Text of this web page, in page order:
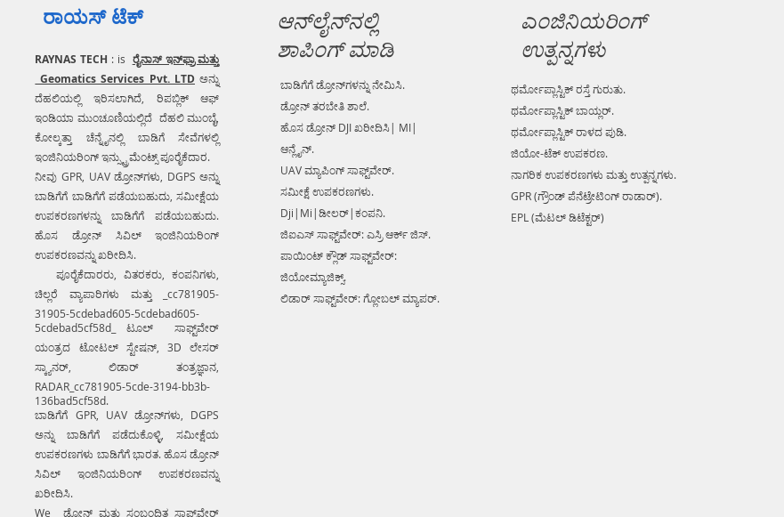
ರಾಯಸ್ ಟೆಕ್
RAYNAS TECH : is ರೈನಾಸ್ ಇನ್‌ಫ್ರಾ ಮತ್ತು
Geomatics Services Pvt. LTD ಅನ್ನು
ದೆಹಲಿಯಲ್ಲಿ ಇರಿಸಲಾಗಿದೆ, ರಿಪಬ್ಲಿಕ್ ಆಫ್
ಇಂಡಿಯಾ ಮುಂಚೂಣಿಯಲ್ಲಿದೆ ದೆಹಲಿ ಮುಂಬೈ,
ಕೋಲ್ಕತ್ತಾ ಚೆನ್ನೈನಲ್ಲಿ ಬಾಡಿಗೆ ಸೇವೆಗಳಲ್ಲಿ
ಇಂಜಿನಿಯರಿಂಗ್ ಇನ್ಸ್ಟ್ರುಮೆಂಟ್ಸ್ ಪೂರೈಕೆದಾರ.
ನೀವು GPR, UAV ಡ್ರೋನ್‌ಗಳು, DGPS ಅನ್ನು
ಬಾಡಿಗೆಗೆ ಬಾಡಿಗೆಗೆ ಪಡೆಯಬಹುದು, ಸಮೀಕ್ಷೆಯ
ಉಪಕರಣಗಳನ್ನು ಬಾಡಿಗೆಗೆ ಪಡೆಯಬಹುದು.
ಹೊಸ ಡ್ರೋನ್ ಸಿವಿಲ್ ಇಂಜಿನಿಯರಿಂಗ್
ಉಪಕರಣವನ್ನು ಖರೀದಿಸಿ.
ಪೂರೈಕೆದಾರರು, ವಿತರಕರು, ಕಂಪನಿಗಳು,
ಚಿಲ್ಲರೆ ವ್ಯಾಪಾರಿಗಳು ಮತ್ತು _cc781905-
31905-5cdebad605-5cdebad605-
5cdebad5cf58d_ ಟೂಲ್ ಸಾಫ್ಟ್‌ವೇರ್
ಯಂತ್ರದ ಟೋಟಲ್ ಸ್ಟೇಷನ್, 3D ಲೇಸರ್
ಸ್ಕ್ಯಾನರ್, ಲಿಡಾರ್ ತಂತ್ರಜ್ಞಾನ,
RADAR_cc781905-5cde-3194-bb3b-
136bad5cf58d.
ಬಾಡಿಗೆಗೆ GPR, UAV ಡ್ರೋನ್‌ಗಳು, DGPS
ಅನ್ನು ಬಾಡಿಗೆಗೆ ಪಡೆದುಕೊಳ್ಳಿ, ಸಮೀಕ್ಷೆಯ
ಉಪಕರಣಗಳು ಬಾಡಿಗೆಗೆ ಭಾರತ. ಹೊಸ ಡ್ರೋನ್
ಸಿವಿಲ್ ಇಂಜಿನಿಯರಿಂಗ್ ಉಪಕರಣವನ್ನು
ಖರೀದಿಸಿ.
We ಡ್ರೋನ್ ಮತ್ತು ಸಂಬಂಧಿತ ಸಾಫ್ಟ್‌ವೇರ್
ಆನ್‌ಲೈನ್‌ನಲ್ಲಿ
ಶಾಪಿಂಗ್ ಮಾಡಿ
ಬಾಡಿಗೆಗೆ ಡ್ರೋನ್‌ಗಳನ್ನು ನೇಮಿಸಿ.
ಡ್ರೋನ್ ತರಬೇತಿ ಶಾಲೆ.
ಹೊಸ ಡ್ರೋನ್ DJI ಖರೀದಿಸಿ| MI|
ಆನ್ಲೈನ್.
UAV ಮ್ಯಾಪಿಂಗ್ ಸಾಫ್ಟ್‌ವೇರ್.
ಸಮೀಕ್ಷೆ ಉಪಕರಣಗಳು.
Dji|Mi|ಡೀಲರ್|ಕಂಪನಿ.
ಜಿಐಎಸ್ ಸಾಫ್ಟ್‌ವೇರ್: ಎಸ್ರಿ ಆರ್ಕ್ ಜಿಸ್.
ಪಾಯಿಂಟ್ ಕ್ಲೌಡ್ ಸಾಫ್ಟ್‌ವೇರ್:
ಜಿಯೋಮ್ಯಾಜಿಕ್ಸ್.
ಲಿಡಾರ್ ಸಾಫ್ಟ್‌ವೇರ್: ಗ್ಲೋಬಲ್ ಮ್ಯಾಪರ್.
ಎಂಜಿನಿಯರಿಂಗ್
ಉತ್ಪನ್ನಗಳು
ಥರ್ಮೋಪ್ಲಾಸ್ಟಿಕ್ ರಸ್ತೆ ಗುರುತು.
ಥರ್ಮೋಪ್ಲಾಸ್ಟಿಕ್ ಬಾಯ್ಲರ್.
ಥರ್ಮೋಪ್ಲಾಸ್ಟಿಕ್ ರಾಳದ ಪುಡಿ.
ಜಿಯೋ-ಟೆಕ್ ಉಪಕರಣ.
ನಾಗರಿಕ ಉಪಕರಣಗಳು ಮತ್ತು ಉತ್ಪನ್ನಗಳು.
GPR (ಗ್ರೌಂಡ್ ಪೆನೆಟ್ರೇಟಿಂಗ್ ರಾಡಾರ್).
EPL (ಮೆಟಲ್ ಡಿಟೆಕ್ಟರ್)